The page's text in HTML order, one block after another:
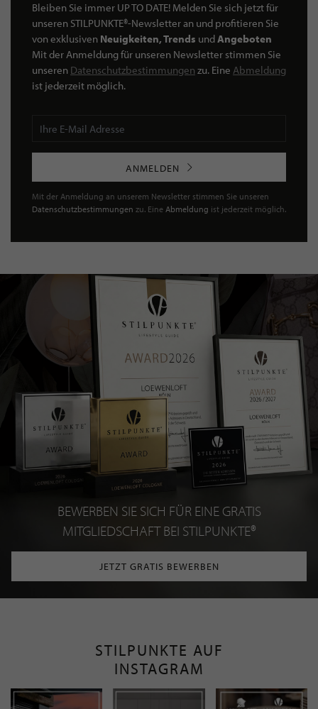
Bleiben Sie immer UP TO DATE! Melden Sie sich jetzt für
unseren STILPUNKTE®-Newsletter an und profitieren Sie
von exklusiven Neuigkeiten, Trends undAngeboten
Mit der Anmeldung für unseren Newsletter stimmen Sie
unseren Datenschutzbestimmungen zu. Eine Abmeldung
ist jederzeit möglich.
ANMELDEN
Mit der Anmeldung an unserem Newsletter stimmen Sie unseren
Datenschutzbestimmungen zu. Eine Abmeldung ist jederzeit möglich.
BEWERBEN SIE SICH FÜR EINE GRATIS
MITGLIEDSCHAFT BEI STILPUNKTE®
JETZT GRATIS BEWERBEN
STILPUNKTE AUF
INSTAGRAM